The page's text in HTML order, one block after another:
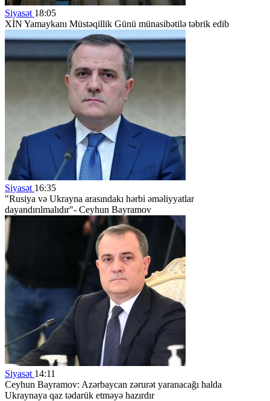
Siyasət 18:05
XİN Yamaykanı Müstəqillik Günü münasibətilə təbrik edib
Siyasət 16:35
"Rusiya və Ukrayna arasındakı hərbi əməliyyatlar
dayandırılmalıdır"- Ceyhun Bayramov
Siyasət 14:11
Ceyhun Bayramov: Azərbaycan zərurət yaranacağı halda
Ukraynaya qaz tədarük etməyə hazırdır